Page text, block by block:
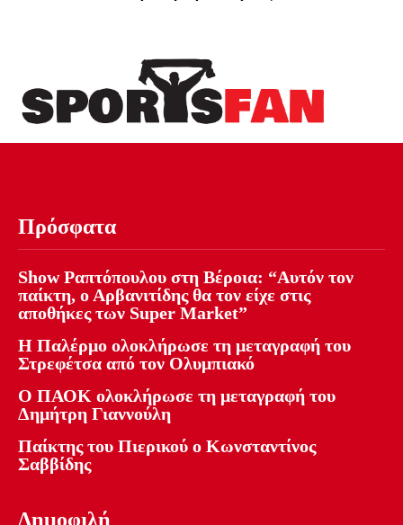
Πρόσφατα
Show Ραπτόπουλου στη Βέροια: “Αυτόν τον
παίκτη, ο Αρβανιτίδης θα τον είχε στις
αποθήκες των Super Market”
Η Παλέρμο ολοκλήρωσε τη μεταγραφή του
Στρεφέτσα από τον Ολυμπιακό
Ο ΠΑΟΚ ολοκλήρωσε τη μεταγραφή του
Δημήτρη Γιαννούλη
Παίκτης του Πιερικού ο Κωνσταντίνος
Σαββίδης
Δημοφιλή